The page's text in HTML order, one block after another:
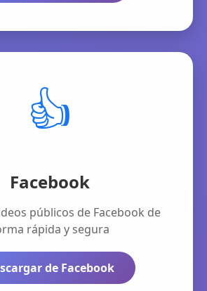
👍
Facebook
públicos de Facebook de
rápida y segura
de Facebook